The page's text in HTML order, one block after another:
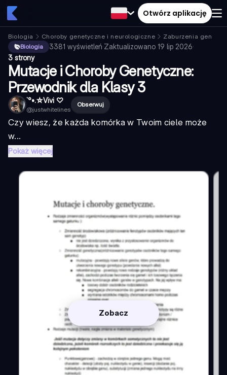
Otwórz aplikację
Biologia Choroby genetyczne i neurologiczne
Zaburzenia
Biologia
3381 wyświetleń·Zaktualizowano 19 lip 2026·
3 strony
Mutacje i Choroby Genetyczne:
Przewodnik dla Klasy 3
`°•.☆Vivi ♡
@justwhitelines
Obserwuj
Czy wiesz, że każda komórka w Twoim ciele może
w...
Pokaż więcej
Zobacz